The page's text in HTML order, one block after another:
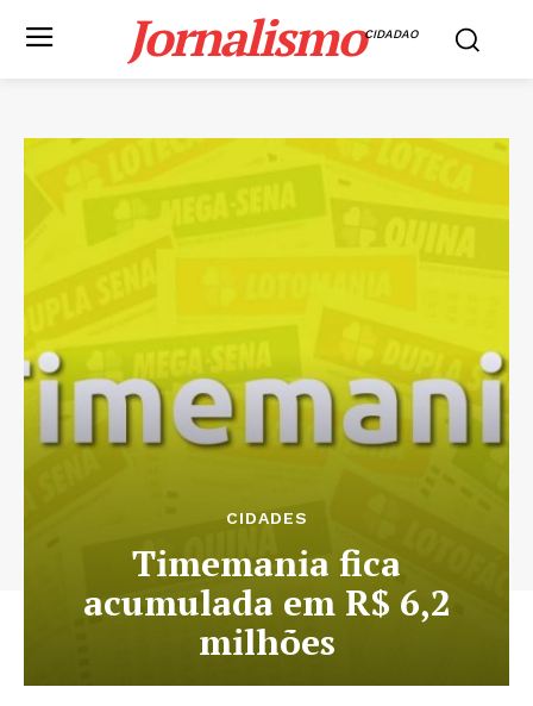
JornalismoCIDADAO
CIDADES
Timemania fica
acumulada em R$ 6,2
milhões